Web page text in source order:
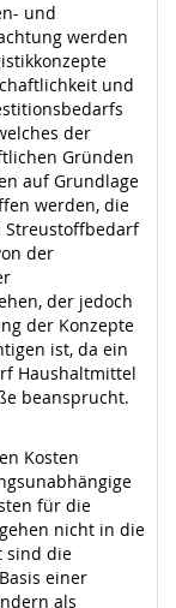
und
werden
und
der
Gründen
auf Grundlage
werden, die
der
der jedoch
der Konzepte
ist, da ein
Haushaltmittel
beansprucht.
Kosten
für die
nicht in die
sind die
einer
als